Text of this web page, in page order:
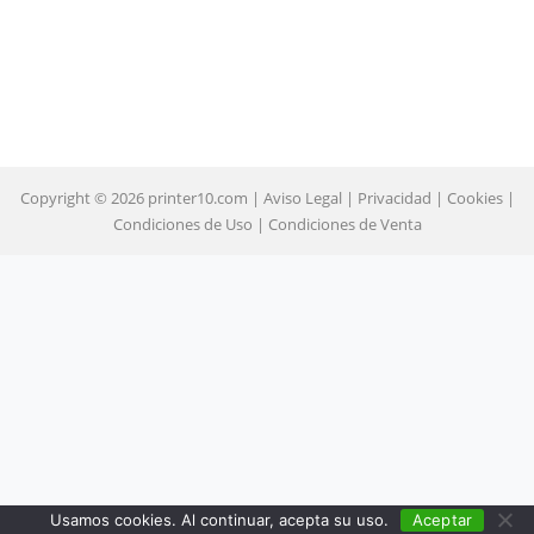
Copyright © 2026 printer10.com | Aviso Legal | Privacidad | Cookies|
Condiciones de Uso | Condiciones de Venta
Usamos cookies. Al continuar, acepta su uso. Aceptar